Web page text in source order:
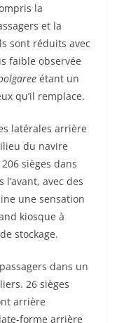
la
et la
sont réduits avec
faible observée
étant un
qu’il remplace.
latérales arrière
du navire
sièges dans
avec des
une sensation
kiosque à
stockage.
dans un
26 sièges
arrière
forme arrière